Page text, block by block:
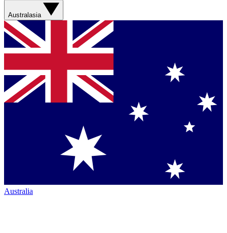
Australasia
Australia